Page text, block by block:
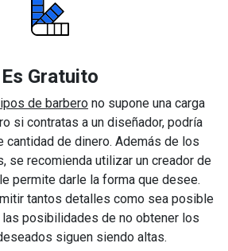
Es Gratuito
de barbero no supone una carga
si contratas a un diseñador, podría
cantidad de dinero. Además de los
se recomienda utilizar un creador de
permite darle la forma que desee.
tantos detalles como sea posible
las posibilidades de no obtener los
siguen siendo altas.